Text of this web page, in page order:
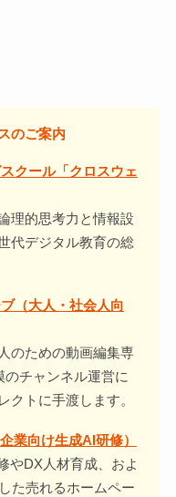
のご案内
クール「クロスウェ
理的思考力と情報設
代デジタル教育の総
（大人・社会人向
のための動画編集専
のチャンネル運営に
クトに手渡します。
業向け生成AI研修）
やDX人材育成、およ
た売れるホームペー